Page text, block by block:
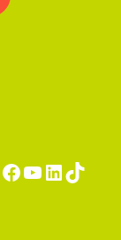
Instagram
Facebook